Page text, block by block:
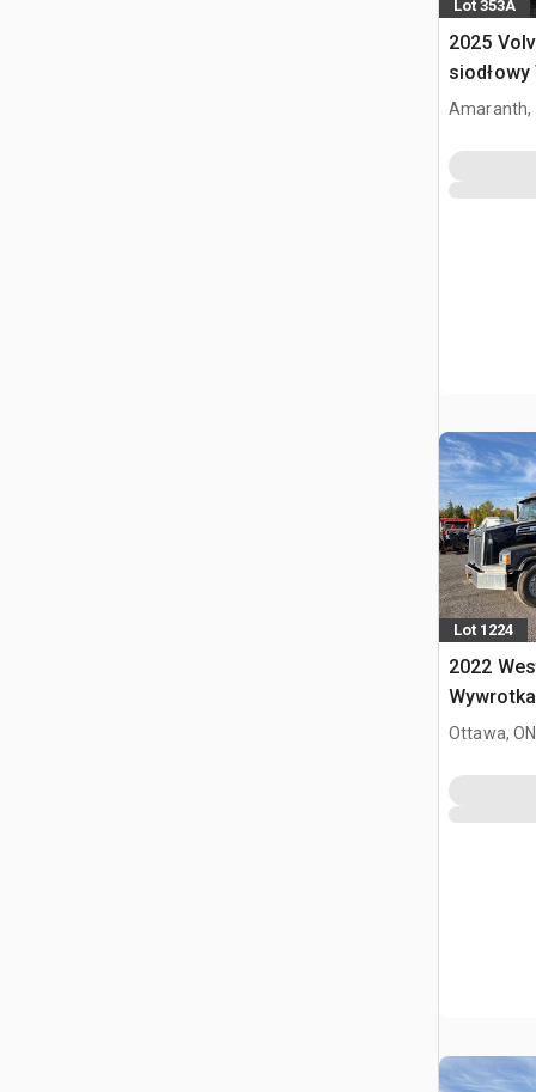
Lot 353A
2025
sypialną
Amaranth,
Lot 1224
2022
Ottawa,